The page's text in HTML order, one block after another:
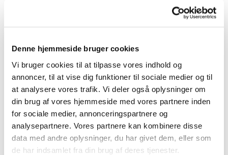
Denne hjemmeside bruger cookies
Vi bruger cookies til at tilpasse vores indhold og
annoncer, til at vise dig funktioner til sociale medier og til
at analysere vores trafik. Vi deler også oplysninger om
din brug af vores hjemmeside med vores partnere inden
for sociale medier, annonceringspartnere og
analysepartnere. Vores partnere kan kombinere disse
data med andre oplysninger, du har givet dem, eller som
de har indsamlet fra din brug af deres tjenester.